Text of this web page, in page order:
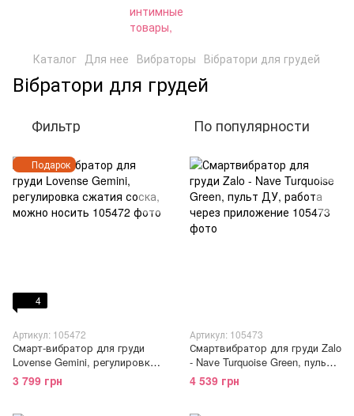
Каталог Для нее Вибраторы Вібратори для грудей
Вібратори для грудей
Фильтр По популярности
Подарок
4
Артикул: 105472
Смарт-вибратор для груди
Lovense Gemini, регулировка
сжатия соска, можно носить
3 799 грн
Артикул: 105473
Смартвибратор для груди Zalo
- Nave Turquoise Green, пульт
ДУ, работа через приложение
4 539 грн